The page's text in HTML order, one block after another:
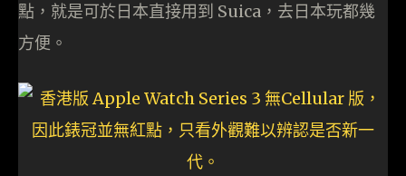
點，就是可於日本直接用到 Suica，去日本玩都幾
方便。